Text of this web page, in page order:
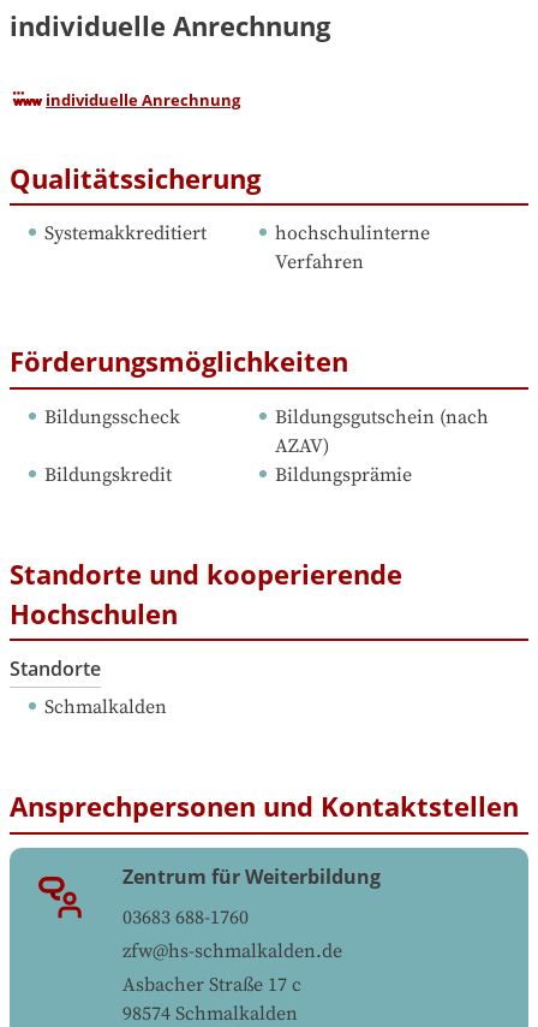
individuelle Anrechnung
individuelle Anrechnung
Qualitätssicherung
Systemakkreditiert
hochschulinterne
Verfahren
Förderungsmöglichkeiten
Bildungsscheck
Bildungsgutschein (nach
AZAV)
Bildungskredit
Bildungsprämie
Standorte und kooperierende
Hochschulen
Standorte
Schmalkalden
Ansprechpersonen und Kontaktstellen
Zentrum für Weiterbildung
03683 688-1760
zfw@hs-schmalkalden.de
Asbacher Straße 17 c
98574 Schmalkalden